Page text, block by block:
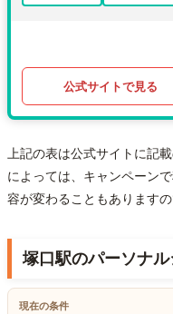
公式サイトで見る
上記の表は公式サイトに記
によっては、キャンペーン
容が変わることもあります
塚口駅のパーソナ
現在の条件